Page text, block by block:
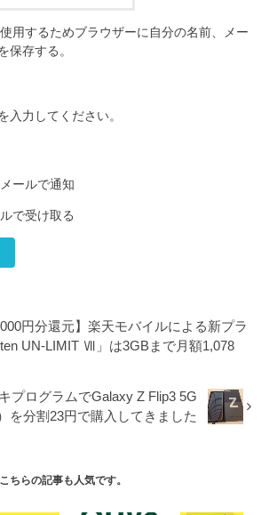
用するためブラウザーに自分の名前、メー
保存する。
入力してください。
ールで通知
で受け取る
円分還元】楽天モバイルによる新プラ
UN-LIMIT Ⅶ」は3GBまで月額1,078
プログラムでGalaxy Z Flip3 5G
を分割23円で購入してきました
こちらの記事も人気です。